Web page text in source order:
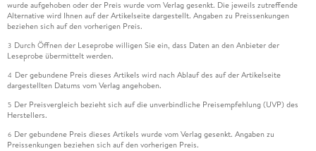
wurde aufgehoben oder der Preis wurde vom Verlag gesenkt. Die jeweils zutreffende
Alternative wird Ihnen auf der Artikelseite dargestellt. Angaben zu Preissenkungen
beziehen sich auf den vorherigen Preis.
3 Durch Öffnen der Leseprobe willigen Sie ein, dass Daten an den Anbieter der
Leseprobe übermittelt werden.
4 Der gebundene Preis dieses Artikels wird nach Ablauf des auf der Artikelseite
dargestellten Datums vom Verlag angehoben.
5 Der Preisvergleich bezieht sich auf die unverbindliche Preisempfehlung (UVP) des
Herstellers.
6 Der gebundene Preis dieses Artikels wurde vom Verlag gesenkt. Angaben zu
Preissenkungen beziehen sich auf den vorherigen Preis.